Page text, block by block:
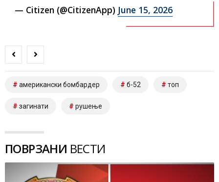
— Citizen (@CitizenApp) June 15, 2026
американски бомбардер б-52 топ
загинати рушење
ПОВРЗАНИ ВЕСТИ